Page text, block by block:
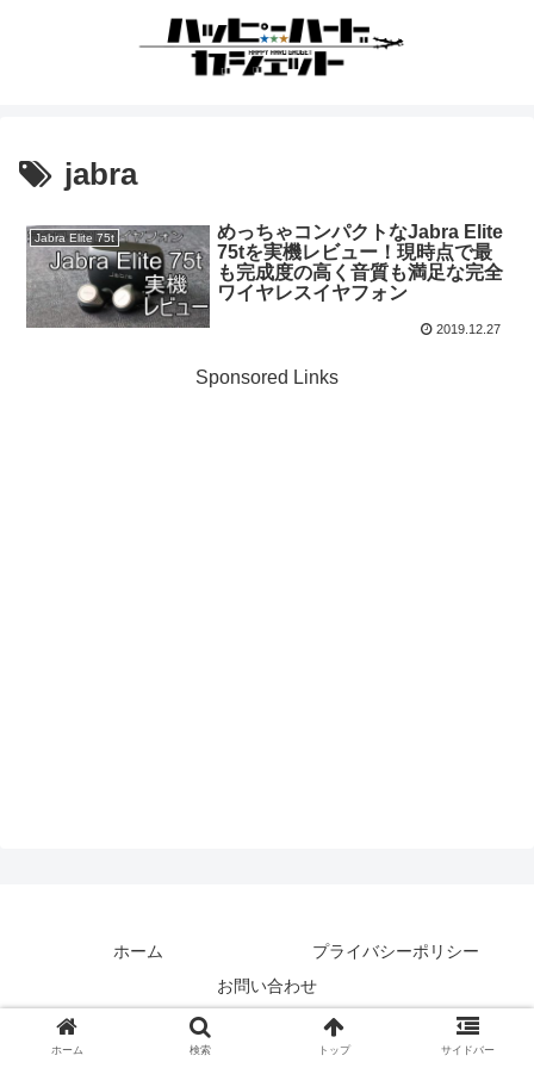
jabra
Jabra Elite 75t
めっちゃコンパクトなJabra Elite
75tを実機レビュー！現時点で最
も完成度の高く音質も満足な完全
ワイヤレスイヤフォン
2019.12.27
Sponsored Links
ホーム
プライバシーポリシー
お問い合わせ
© 2019 ハッピーハードガジェット.
ホーム 検索 トップ サイドバー